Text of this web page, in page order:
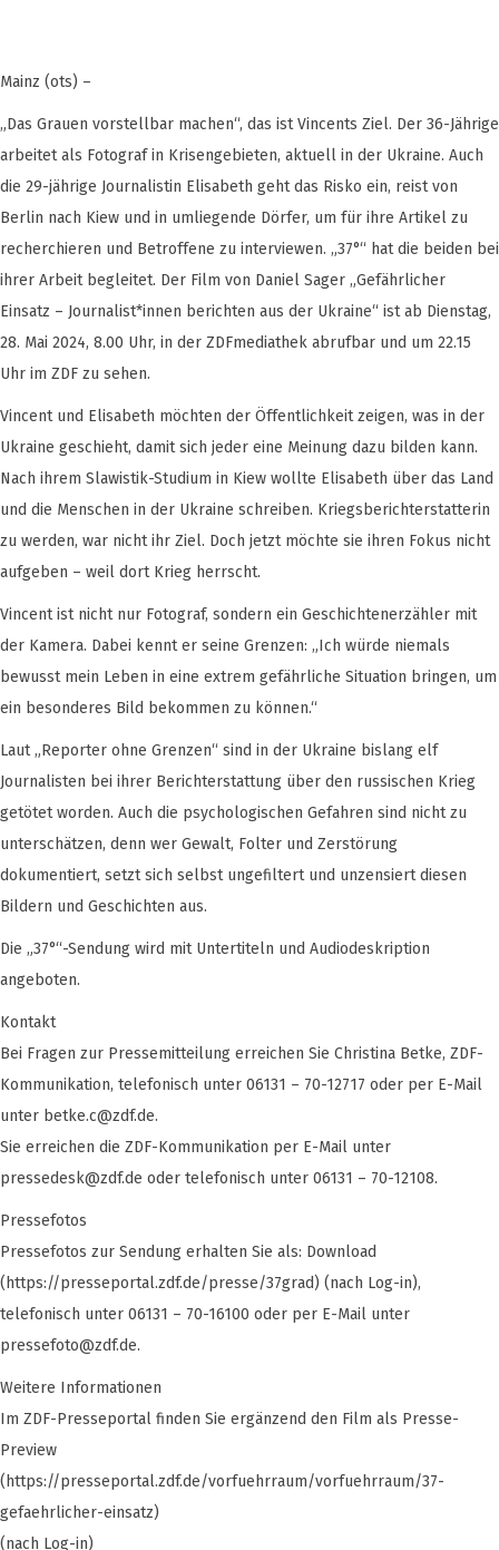
Mainz (ots) –
„Das Grauen vorstellbar machen“, das ist Vincents Ziel. Der 36-Jährige
arbeitet als Fotograf in Krisengebieten, aktuell in der Ukraine. Auch
die 29-jährige Journalistin Elisabeth geht das Risko ein, reist von
Berlin nach Kiew und in umliegende Dörfer, um für ihre Artikel zu
recherchieren und Betroffene zu interviewen. „37°“ hat die beiden bei
ihrer Arbeit begleitet. Der Film von Daniel Sager „Gefährlicher
Einsatz – Journalist*innen berichten aus der Ukraine“ ist ab Dienstag,
28. Mai 2024, 8.00 Uhr, in der ZDFmediathek abrufbar und um 22.15
Uhr im ZDF zu sehen.
Vincent und Elisabeth möchten der Öffentlichkeit zeigen, was in der
Ukraine geschieht, damit sich jeder eine Meinung dazu bilden kann.
Nach ihrem Slawistik-Studium in Kiew wollte Elisabeth über das Land
und die Menschen in der Ukraine schreiben. Kriegsberichterstatterin
zu werden, war nicht ihr Ziel. Doch jetzt möchte sie ihren Fokus nicht
aufgeben – weil dort Krieg herrscht.
Vincent ist nicht nur Fotograf, sondern ein Geschichtenerzähler mit
der Kamera. Dabei kennt er seine Grenzen: „Ich würde niemals
bewusst mein Leben in eine extrem gefährliche Situation bringen, um
ein besonderes Bild bekommen zu können.“
Laut „Reporter ohne Grenzen“ sind in der Ukraine bislang elf
Journalisten bei ihrer Berichterstattung über den russischen Krieg
getötet worden. Auch die psychologischen Gefahren sind nicht zu
unterschätzen, denn wer Gewalt, Folter und Zerstörung
dokumentiert, setzt sich selbst ungefiltert und unzensiert diesen
Bildern und Geschichten aus.
Die „37°“-Sendung wird mit Untertiteln und Audiodeskription
angeboten.
Kontakt
Bei Fragen zur Pressemitteilung erreichen Sie Christina Betke, ZDF-
Kommunikation, telefonisch unter 06131 – 70-12717 oder per E-Mail
unter betke.c@zdf.de.
Sie erreichen die ZDF-Kommunikation per E-Mail unter
pressedesk@zdf.de oder telefonisch unter 06131 – 70-12108.
Pressefotos
Pressefotos zur Sendung erhalten Sie als: Download
(https://presseportal.zdf.de/presse/37grad) (nach Log-in),
telefonisch unter 06131 – 70-16100 oder per E-Mail unter
pressefoto@zdf.de.
Weitere Informationen
Im ZDF-Presseportal finden Sie ergänzend den Film als Presse-
Preview
(https://presseportal.zdf.de/vorfuehrraum/vorfuehrraum/37-
gefaehrlicher-einsatz)
(nach Log-in)